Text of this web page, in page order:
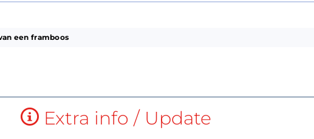
een framboos
Extra info / Update